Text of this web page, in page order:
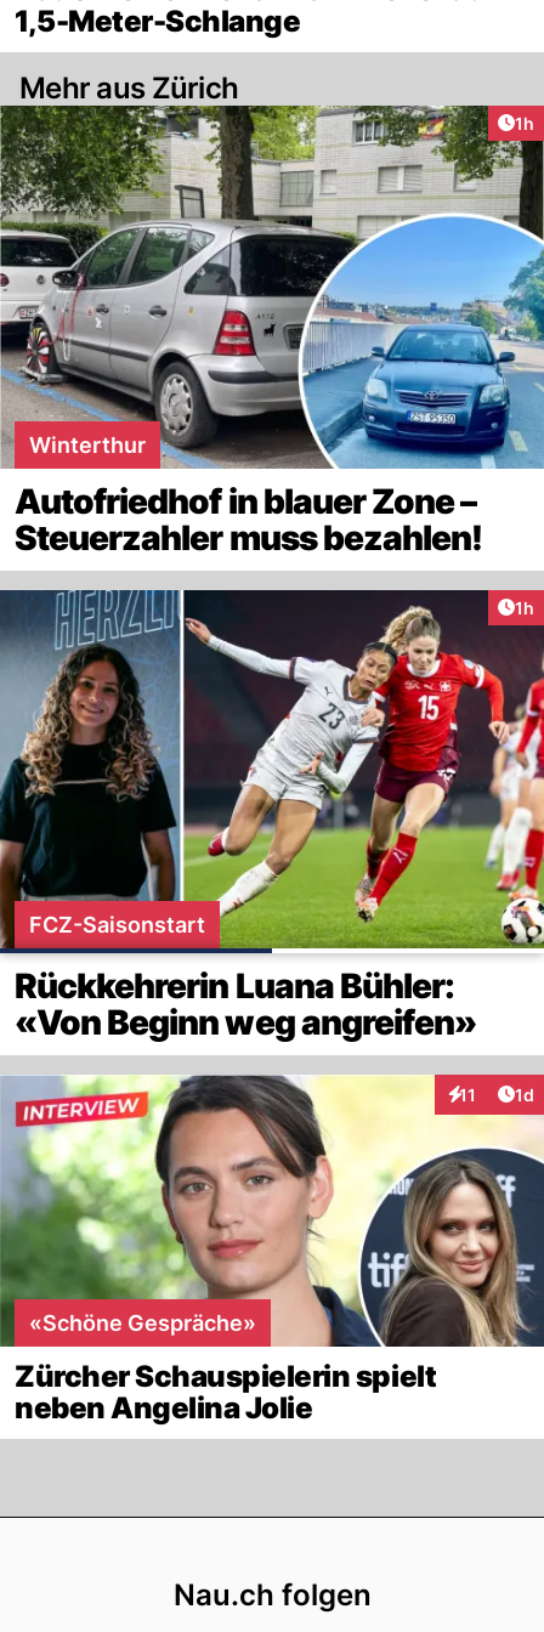
1,5-Meter-Schlange
Mehr aus Zürich
1h
Winterthur
Autofriedhof in blauer Zone –
Steuerzahler muss bezahlen!
1h
FCZ-Saisonstart
Rückkehrerin Luana Bühler:
«Von Beginn weg angreifen»
11 1d
«Schöne Gespräche»
Zürcher Schauspielerin spielt
neben Angelina Jolie
Nau.ch folgen